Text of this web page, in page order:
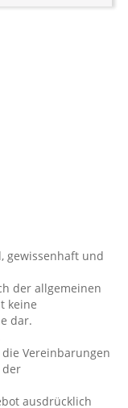
gewissenhaft und
der allgemeinen
keine
dar.
Vereinbarungen
der
ausdrücklich